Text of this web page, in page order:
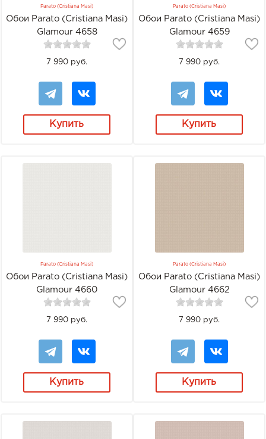
Parato (Cristiana Masi)
Обои Parato (Cristiana Masi)
Glamour 4658
7 990 руб.
Купить
Parato (Cristiana Masi)
Обои Parato (Cristiana Masi)
Glamour 4659
7 990 руб.
Купить
Parato (Cristiana Masi)
Обои Parato (Cristiana Masi)
Glamour 4660
7 990 руб.
Купить
Parato (Cristiana Masi)
Обои Parato (Cristiana Masi)
Glamour 4662
7 990 руб.
Купить